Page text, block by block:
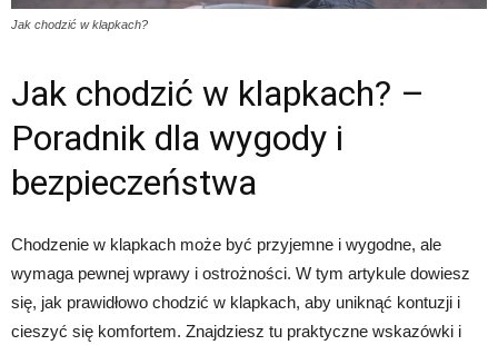
Jak chodzić w klapkach?
Jak chodzić w klapkach? –
Poradnik dla wygody i
bezpieczeństwa
Chodzenie w klapkach może być przyjemne i wygodne, ale
wymaga pewnej wprawy i ostrożności. W tym artykule dowiesz
się, jak prawidłowo chodzić w klapkach, aby uniknąć kontuzji i
cieszyć się komfortem. Znajdziesz tu praktyczne wskazówki i